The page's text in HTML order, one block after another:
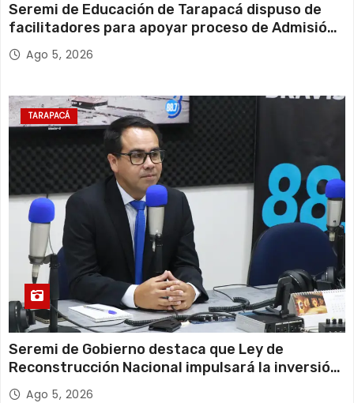
Seremi de Educación de Tarapacá dispuso de
facilitadores para apoyar proceso de Admisión
Escolar 2027
Ago 5, 2026
TARAPACÁ
Seremi de Gobierno destaca que Ley de
Reconstrucción Nacional impulsará la inversión
y el empleo en Tarapacá
Ago 5, 2026